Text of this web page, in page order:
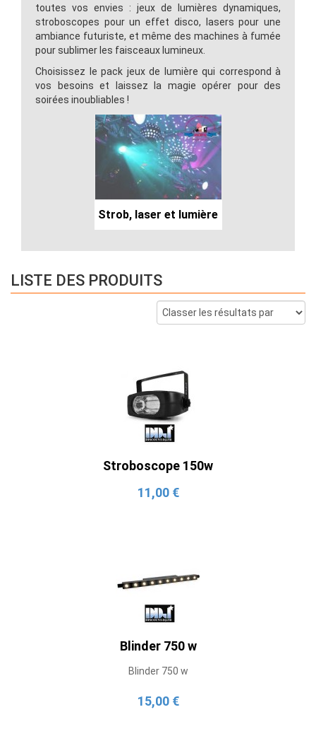
toutes vos envies : jeux de lumières dynamiques,
stroboscopes pour un effet disco, lasers pour une
ambiance futuriste, et même des machines à fumée
pour sublimer les faisceaux lumineux.
Choisissez le pack jeux de lumière qui correspond à
vos besoins et laissez la magie opérer pour des
soirées inoubliables !
Strob, laser et lumière
LISTE DES PRODUITS
Stroboscope 150w
11,00 €
Blinder 750 w
Blinder 750 w
15,00 €